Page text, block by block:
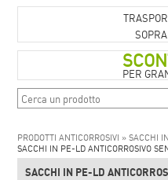
PER
PRODOTTI ANTICORROSIVI » SACCHI
SACCHI IN PE-LD ANTICORROSIVO
SACCHI IN PE-LD